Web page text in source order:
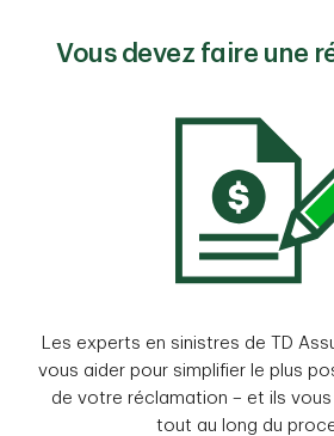
Vous devez faire une
Les experts en sinistres de TD
vous aider pour simplifier le plus
de votre réclamation – et ils
tout au long du